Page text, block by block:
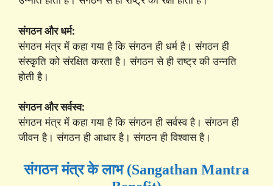
संगठन और धर्म:
संगठन मंत्र में कहा गया है कि संगठन ही धर्म है। संगठन ही
संस्कृति को संरक्षित करता है। संगठन से ही राष्ट्र की उन्नति
होती है।
संगठन और सर्वस्व:
संगठन मंत्र में कहा गया है कि संगठन ही सर्वस्व है। संगठन ही
जीवन है। संगठन ही आधार है। संगठन ही विश्वास है।
संगठन मंत्र के लाभ (Sangathan Mantra